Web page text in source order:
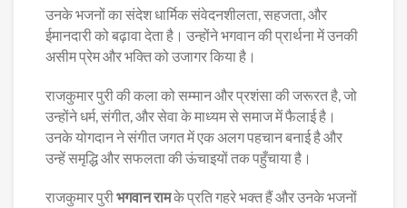
उनके भजनों का संदेश धार्मिक संवेदनशीलता, सहजता, और
ईमानदारी को बढ़ावा देता है। उन्होंने भगवान की प्रार्थना में उनकी
असीम प्रेम और भक्ति को उजागर किया है।
राजकुमार पुरी की कला को सम्मान और प्रशंसा की जरूरत है, जो
उन्होंने धर्म, संगीत, और सेवा के माध्यम से समाज में फैलाई है।
उनके योगदान ने संगीत जगत में एक अलग पहचान बनाई है और
उन्हें समृद्धि और सफलता की ऊंचाइयों तक पहुँचाया है।
राजकुमार पुरीभगवान रामके प्रति गहरे भक्त हैं और उनके भजनों